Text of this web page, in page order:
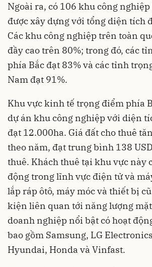
Ngoài ra, có 106 khu công
được xây dựng với tổng diện tích
Các khu công nghiệp trên toàn
đầy cao trên 80%; trong đó, các
phía Bắc đạt 83% và các tỉnh
Nam đạt 91%.
Khu vực kinh tế trọng điểm phía
dự án khu công nghiệp với diện
đạt 12.000ha. Giá đất cho thuê
theo năm, đạt trung bình 138
thuê. Khách thuê tại khu vực này
động trong lĩnh vực điện tử và
lắp ráp ôtô, máy móc và thiết bị
kiện liên quan tới năng lượng
doanh nghiệp nổi bật có hoạt
bao gồm Samsung, LG
Hyundai, Honda và Vinfast.